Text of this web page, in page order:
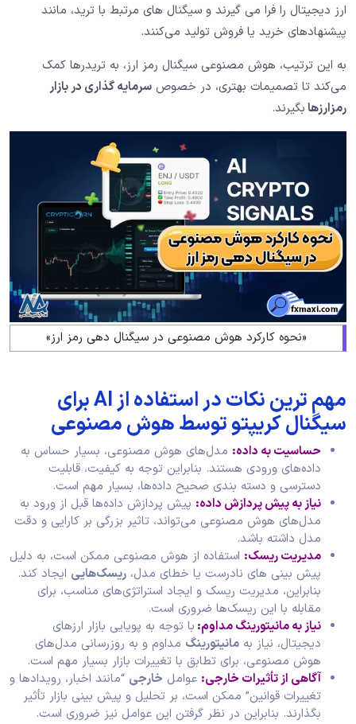
ارز دیجیتال را فرا می گیرند و سیگنال‌ های مرتبط با ترید، مانند
پیشنهادهای خرید یا فروش تولید می‌کنند.
به این ترتیب، هوش مصنوعی سیگنال رمز ارز، به تریدرها کمک
می‌کند تا تصمیمات بهتری، در خصوص سرمایه‌ گذاری در بازار
رمزارزهابگیرند.
«نحوه کارکرد هوش مصنوعی در سیگنال دهی رمز ارز»
مهم ترین نکات در استفاده از AI برای
سیگنال کریپتو توسط هوش مصنوعی
حساسیت به داده: مدل‌های هوش مصنوعی، بسیار حساس به
داده‌های ورودی هستند. بنابراین توجه به کیفیت، قابلیت
دسترسی و دسته‌ بندی صحیح داده‌ها، بسیار مهم است.
نیاز به پیش‌ پردازش داده: پیش‌ پردازش داده‌ها قبل از ورود به
مدل‌های هوش مصنوعی می‌تواند، تاثیر بزرگی بر کارایی و دقت
مدل داشته باشد.
مدیریت ریسک: استفاده از هوش مصنوعی ممکن است، به دلیل
پیش‌ بینی‌ های نادرست یا خطای مدل، ریسک‌هایی ایجاد کند.
بنابراین، مدیریت ریسک و ایجاد استراتژی‌های مناسب، برای
مقابله با این ریسک‌ها ضروری است.
نیاز به مانیتورینگ مداوم: با توجه به پویایی بازار ارزهای
دیجیتال، نیاز به مانیتورینگ مداوم و به‌ روزرسانی مدل‌های
هوش مصنوعی، برای تطابق با تغییرات بازار بسیار مهم است.
آگاهی از تأثیرات خارجی: عوامل خارجی “مانند اخبار، رویدادها و
تغییرات قوانین” ممکن است، بر تحلیل و پیش‌ بینی بازار تأثیر
بگذارند. بنابراین در نظر گرفتن این عوامل نیز ضروری است.